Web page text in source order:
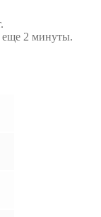
еще 2 минуты.